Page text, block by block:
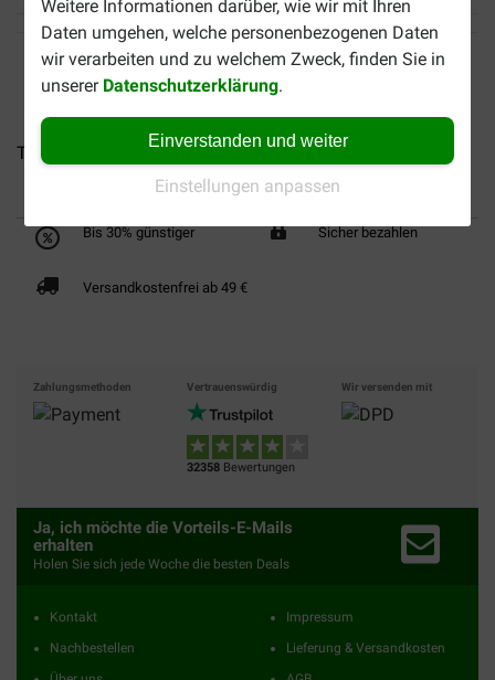
Weitere Informationen darüber, wie wir mit Ihren
Daten umgehen, welche personenbezogenen Daten
wir verarbeiten und zu welchem Zweck, finden Sie in
unserer Datenschutzerklärung.
Einverstanden und weiter
Einstellungen anpassen
Trixie 3-Kopf-Zahnbürste... Virbac Vet Aquadent Fr3sh...
Bis 30% günstiger Sicher bezahlen
Versandkostenfrei ab 49 €
Zahlungsmethoden Vertrauenswürdig
32358 Bewertungen
Wir versenden mit
Ja, ich möchte die Vorteils-E-Mails
erhalten
Holen Sie sich jede Woche die besten Deals
Kontakt
Nachbestellen
Impressum
Lieferung & Versandkosten